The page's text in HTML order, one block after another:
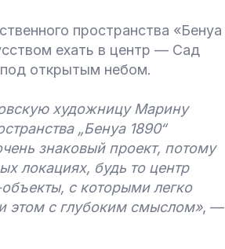
пространства «Бенуа
ехать в центр — Сад
под открытым небом.
художницу Марину
„Бенуа 1890“
знаковый проект, потому
локациях, будь то центр
с которыми легко
этом с глубоким смыслом», —